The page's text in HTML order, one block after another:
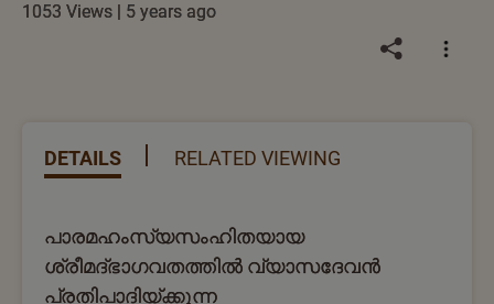
1053 Views | 5 years ago
DETAILS RELATED VIEWING
പാരമഹംസ്യസംഹിതയായ
ശ്രീമദ്ഭാഗവതത്തില്‍ വ്യാസദേവന്‍
പ്രതിപാദിയ്ക്കുന്ന